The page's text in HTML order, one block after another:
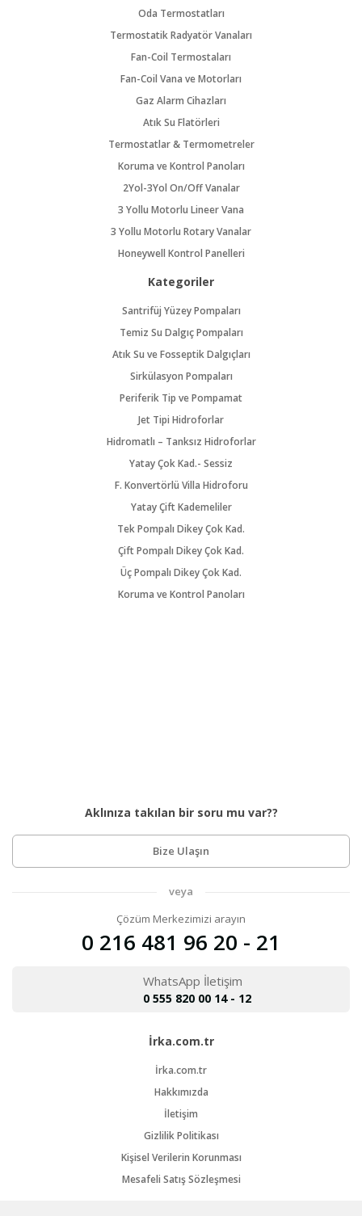
Oda Termostatları
Termostatik Radyatör Vanaları
Fan-Coil Termostaları
Fan-Coil Vana ve Motorları
Gaz Alarm Cihazları
Atık Su Flatörleri
Termostatlar & Termometreler
Koruma ve Kontrol Panoları
2Yol-3Yol On/Off Vanalar
3 Yollu Motorlu Lineer Vana
3 Yollu Motorlu Rotary Vanalar
Honeywell Kontrol Panelleri
Kategoriler
Santrifüj Yüzey Pompaları
Temiz Su Dalgıç Pompaları
Atık Su ve Fosseptik Dalgıçları
Sirkülasyon Pompaları
Periferik Tip ve Pompamat
Jet Tipi Hidroforlar
Hidromatlı – Tanksız Hidroforlar
Yatay Çok Kad.- Sessiz
F. Konvertörlü Villa Hidroforu
Yatay Çift Kademeliler
Tek Pompalı Dikey Çok Kad.
Çift Pompalı Dikey Çok Kad.
Üç Pompalı Dikey Çok Kad.
Koruma ve Kontrol Panoları
Aklınıza takılan bir soru mu var??
Bize Ulaşın
veya
Çözüm Merkezimizi arayın
0 216 481 96 20 - 21
WhatsApp İletişim
0 555 820 00 14 - 12
İrka.com.tr
İrka.com.tr
Hakkımızda
İletişim
Gizlilik Politikası
Kişisel Verilerin Korunması
Mesafeli Satış Sözleşmesi